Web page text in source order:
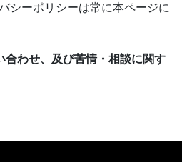
シーポリシーは常に本ページに
合わせ、及び苦情・相談に関す